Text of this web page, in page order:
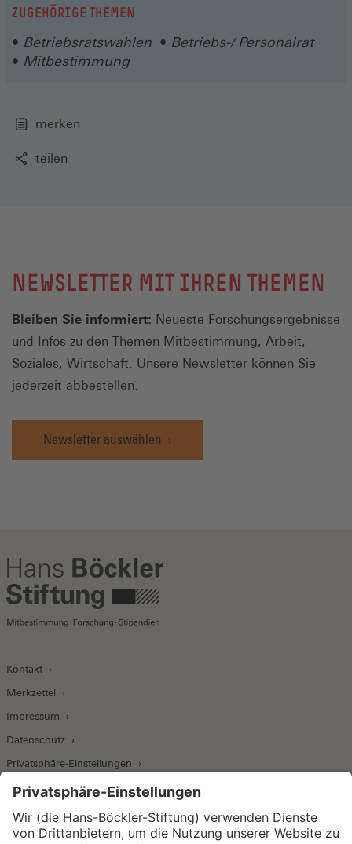
ZUGEHÖRIGE THEMEN
Betriebsratswahlen
Betriebs-/ Personalrat
Mitbestimmung
merken
teilen
NEWSLETTER MIT IHREN THEMEN
Bleiben Sie informiert: Neueste Forschungsergebnisse
und Infos zu den Themen Mitbestimmung, Arbeit,
Soziales, Wirtschaft. Unsere Newsletter können Sie
jederzeit abbestellen.
Newsletter auswählen
Kontakt
Merkzettel
Impressum
Datenschutz
Privatsphäre-Einstellungen
Wirtschafts- und Sozialwissenschaftliches Institut